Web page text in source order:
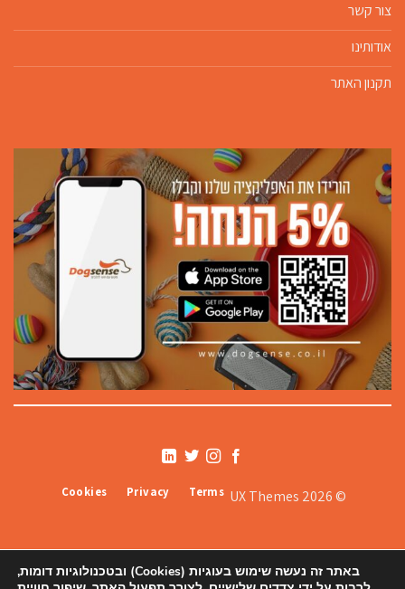
צור קשר
אודותינו
תקנון האתר
© 2026 UX Themes
Terms
Privacy
Cookies
באתר זה נעשה שימוש בעוגיות (Cookies) ובטכנולוגיות דומות,